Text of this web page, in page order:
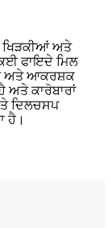
ਖਿੜਕੀਆਂ ਅਤੇ
ਕਈ ਫਾਇਦੇ ਮਿਲ
ਅਤੇ ਆਕਰਸ਼ਕ
ਅਤੇ ਕਾਰੋਬਾਰਾਂ
ਦਿਲਚਸਪ
ਹੈ।